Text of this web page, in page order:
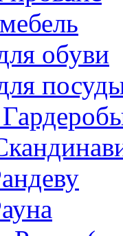
обуви